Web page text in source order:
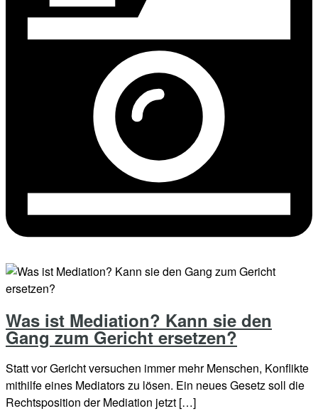
Was ist Mediation? Kann sie den
Gang zum Gericht ersetzen?
Statt vor Gericht versuchen immer mehr Menschen, Konflikte
mithilfe eines Mediators zu lösen. Ein neues Gesetz soll die
Rechtsposition der Mediation jetzt […]